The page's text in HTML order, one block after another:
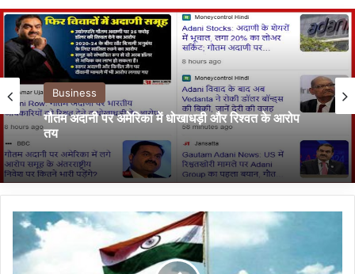
Business
गौतम अदानी पर अमेरिका में धोखाधड़ी और रिश्वत के आरोप
तय
ना
रि